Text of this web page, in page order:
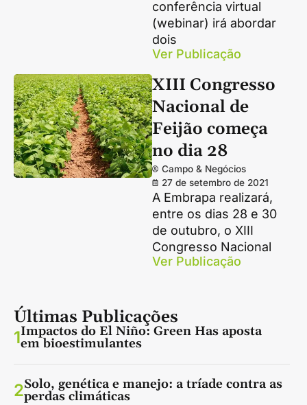
conferência virtual
(webinar) irá abordar
dois
Ver Publicação
XIII Congresso
Nacional de
Feijão começa
no dia 28
Campo & Negócios
27 de setembro de 2021
A Embrapa realizará,
entre os dias 28 e 30
de outubro, o XIII
Congresso Nacional
Ver Publicação
Últimas Publicações
1Impactos do El Niño: Green Has aposta
em bioestimulantes
2Solo, genética e manejo: a tríade contra as
perdas climáticas